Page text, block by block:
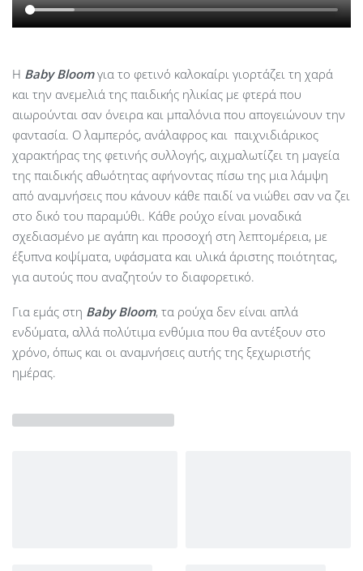
Η Baby Bloom για το φετινό καλοκαίρι γιορτάζει τη χαρά
και την ανεμελιά της παιδικής ηλικίας με φτερά που
αιωρούνται σαν όνειρα και μπαλόνια που απογειώνουν την
φαντασία. Ο λαμπερός, ανάλαφρος και παιχνιδιάρικος
χαρακτήρας της φετινής συλλογής, αιχμαλωτίζει τη μαγεία
της παιδικής αθωότητας αφήνοντας πίσω της μια λάμψη
από αναμνήσεις που κάνουν κάθε παιδί να νιώθει σαν να ζει
στο δικό του παραμύθι. Κάθε ρούχο είναι μοναδικά
σχεδιασμένο με αγάπη και προσοχή στη λεπτομέρεια, με
έξυπνα κοψίματα, υφάσματα και υλικά άριστης ποιότητας,
για αυτούς που αναζητούν το διαφορετικό.
Για εμάς στη Baby Bloom, τα ρούχα δεν είναι απλά
ενδύματα, αλλά πολύτιμα ενθύμια που θα αντέξουν στο
χρόνο, όπως και οι αναμνήσεις αυτής της ξεχωριστής
ημέρας.